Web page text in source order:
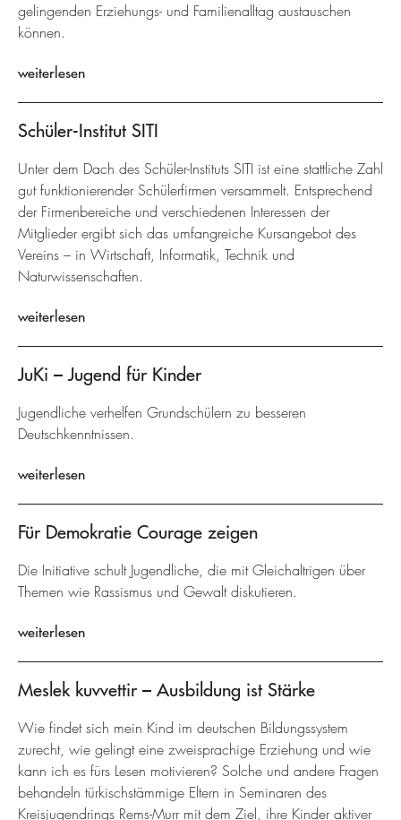
gelingenden Erziehungs- und Familienalltag austauschen
können.
weiterlesen
Schüler-Institut SITI
Unter dem Dach des Schüler-Instituts SITI ist eine stattliche Zahl
gut funktionierender Schülerfirmen versammelt. Entsprechend
der Firmenbereiche und verschiedenen Interessen der
Mitglieder ergibt sich das umfangreiche Kursangebot des
Vereins – in Wirtschaft, Informatik, Technik und
Naturwissenschaften.
weiterlesen
JuKi – Jugend für Kinder
Jugendliche verhelfen Grundschülern zu besseren
Deutschkenntnissen.
weiterlesen
Für Demokratie Courage zeigen
Die Initiative schult Jugendliche, die mit Gleichaltrigen über
Themen wie Rassismus und Gewalt diskutieren.
weiterlesen
Meslek kuvvettir – Ausbildung ist Stärke
Wie findet sich mein Kind im deutschen Bildungssystem
zurecht, wie gelingt eine zweisprachige Erziehung und wie
kann ich es fürs Lesen motivieren? Solche und andere Fragen
behandeln türkischstämmige Eltern in Seminaren des
Kreisjugendrings Rems-Murr mit dem Ziel, ihre Kinder aktiver